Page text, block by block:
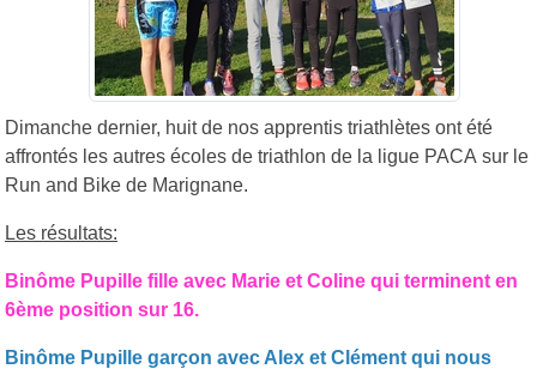
Dimanche dernier, huit de nos apprentis triathlètes ont été
affrontés les autres écoles de triathlon de la ligue PACA sur le
Run and Bike de Marignane.
Les résultats:
Binôme Pupille fille avec Marie et Coline qui terminent en
6ème position sur 16.
Binôme Pupille garçon avec Alex et Clément qui nous